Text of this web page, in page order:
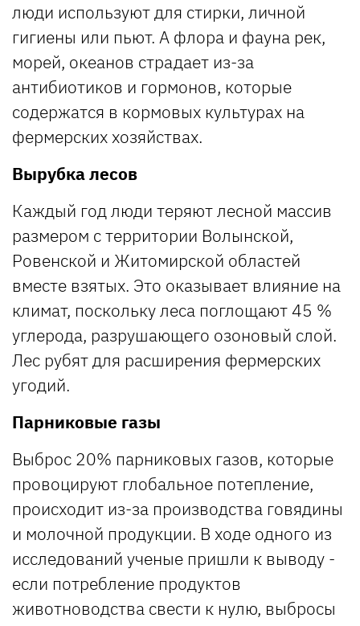
люди используют для стирки, личной
гигиены или пьют. А флора и фауна рек,
морей, океанов страдает из-за
антибиотиков и гормонов, которые
содержатся в кормовых культурах на
фермерских хозяйствах.
Вырубка лесов
Каждый год люди теряют лесной массив
размером с территории Волынской,
Ровенской и Житомирской областей
вместе взятых. Это оказывает влияние на
климат, поскольку леса поглощают 45 %
углерода, разрушающего озоновый слой.
Лес рубят для расширения фермерских
угодий.
Парниковые газы
Выброс 20% парниковых газов, которые
провоцируют глобальное потепление,
происходит из-за производства говядины
и молочной продукции. В ходе одного из
исследований ученые пришли к выводу -
если потребление продуктов
животноводства свести к нулю, выбросы